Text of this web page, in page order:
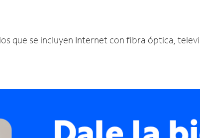
que se incluyen Internet con fibra óptica,